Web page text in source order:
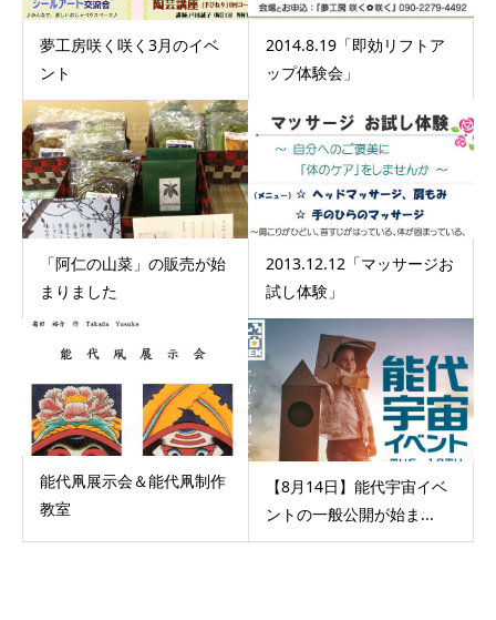
夢工房咲く咲く3月のイベ
ント
2014.8.19「即効リフトア
ップ体験会」
「阿仁の山菜」の販売が始
まりました
2013.12.12「マッサージお
試し体験」
能代凧展示会＆能代凧制作
教室
【8月14日】能代宇宙イベ
ントの一般公開が始ま...